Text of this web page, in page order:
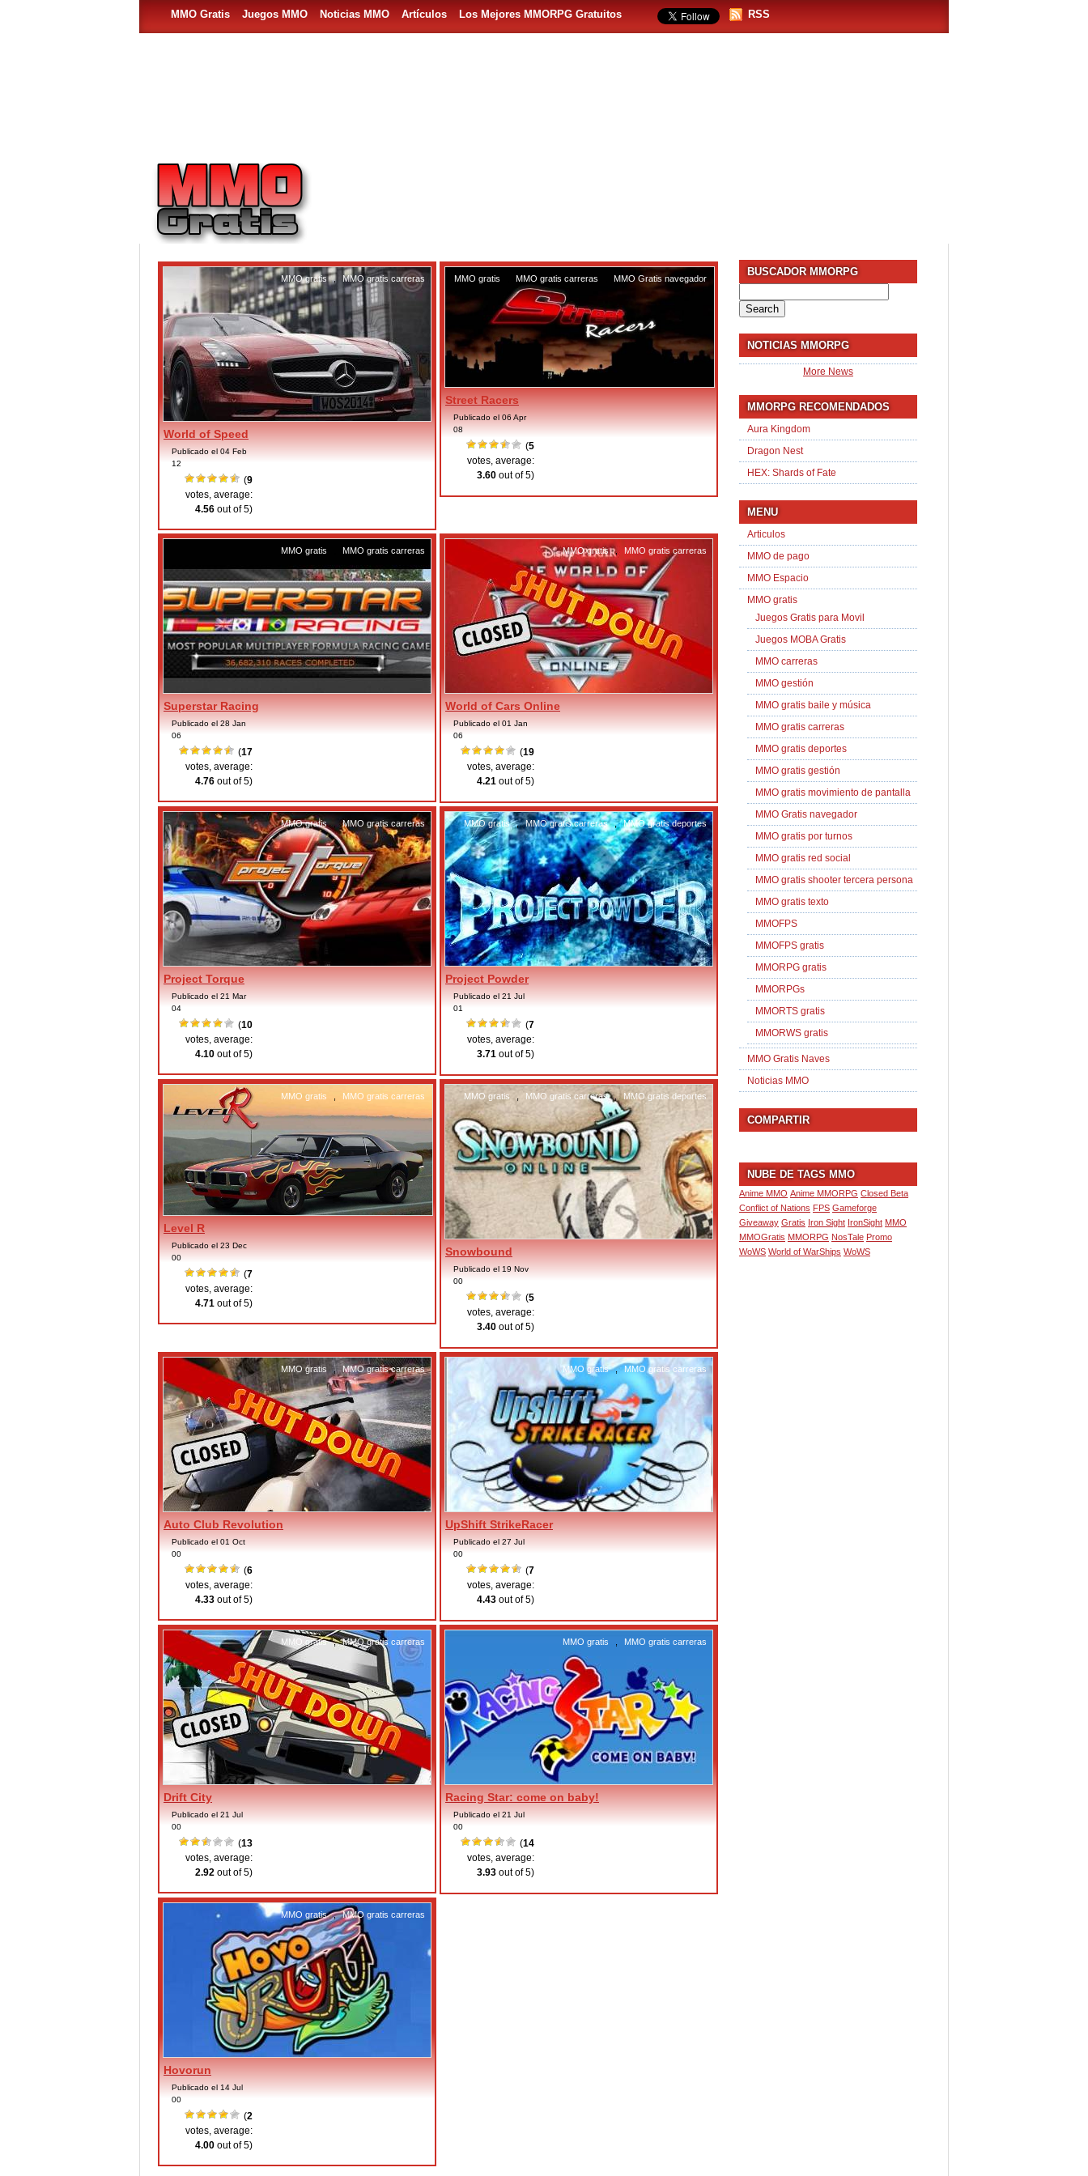
MMO Gratis Juegos MMO Noticias MMO Artículos Los Mejores MMORPG Gratuitos RSS
MMO gratis , MMO gratis carreras
World of Speed
Publicado el 04 Feb
12
(9
votes, average:
4.56 out of 5)
MMO gratis MMO gratis carreras MMO Gratis navegador
Street Racers
Publicado el 06 Apr
08
(5
votes, average:
3.60 out of 5)
MMO gratis MMO gratis carreras
Superstar Racing
Publicado el 28 Jan
06
(17
votes, average:
4.76 out of 5)
MMO gratis , MMO gratis carreras
World of Cars Online
Publicado el 01 Jan
06
(19
votes, average:
4.21 out of 5)
MMO gratis MMO gratis carreras
Project Torque
Publicado el 21 Mar
04
(10
votes, average:
4.10 out of 5)
MMO gratis , MMO gratis carreras , MMO gratis deportes
Project Powder
Publicado el 21 Jul
01
(7
votes, average:
3.71 out of 5)
MMO gratis MMO gratis carreras
Level R
Publicado el 23 Dec
00
(7
votes, average:
4.71 out of 5)
MMO gratis , MMO gratis carreras , MMO gratis deportes
Snowbound
Publicado el 19 Nov
00
(5
votes, average:
3.40 out of 5)
MMO gratis , MMO gratis carreras
Auto Club Revolution
Publicado el 01 Oct
00
(6
votes, average:
4.33 out of 5)
MMO gratis , MMO gratis carreras
UpShift StrikeRacer
Publicado el 27 Jul
00
(7
votes, average:
4.43 out of 5)
MMO gratis , MMO gratis carreras
Drift City
Publicado el 21 Jul
00
(13
votes, average:
2.92 out of 5)
MMO gratis MMO gratis carreras
Racing Star: come on baby!
Publicado el 21 Jul
00
(14
votes, average:
3.93 out of 5)
MMO gratis , MMO gratis carreras
Hovorun
Publicado el 14 Jul
00
(2
votes, average:
4.00 out of 5)
BUSCADOR MMORPG
for:
NOTICIAS MMORPG
More News
MMORPG RECOMENDADOS
Aura Kingdom
Dragon Nest
HEX: Shards of Fate
MENU
Articulos
MMO de pago
MMO Espacio
MMO gratis
Juegos Gratis para Movil
Juegos MOBA Gratis
MMO carreras
MMO gestión
MMO gratis baile y música
MMO gratis carreras
MMO gratis deportes
MMO gratis gestión
MMO gratis movimiento de pantalla
MMO Gratis navegador
MMO gratis por turnos
MMO gratis red social
MMO gratis shooter tercera persona
MMO gratis texto
MMOFPS
MMOFPS gratis
MMORPG gratis
MMORPGs
MMORTS gratis
MMORWS gratis
MMO Gratis Naves
Noticias MMO
COMPARTIR
NUBE DE TAGS MMO
Anime MMO Anime MMORPG Closed Beta
Conflict of Nations FPS Gameforge
Giveaway Gratis Iron Sight IronSight MMO
MMOGratis MMORPG NosTale Promo
WoWS World of WarShips WoWS